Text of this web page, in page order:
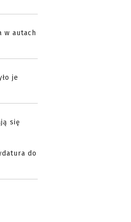
w autach
je
się
do